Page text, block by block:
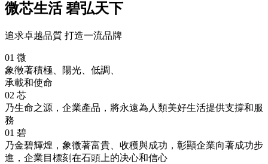
微芯生活 碧弘天下
追求卓越品質 打造一流品牌
01 微
象徵著積極、陽光、低調、
承載和使命
02 芯
乃生命之源，企業產品，將永遠為人類美好生活提供支撐和服
務
01 碧
乃金碧輝煌，象徵著富貴、收穫與成功，彰顯企業向著成功步
進，企業目標刻在石頭上的决心和信心